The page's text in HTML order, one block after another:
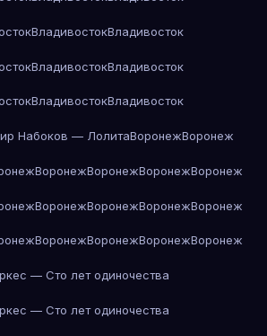
ВладивостокВладивосток
ВладивостокВладивосток
ВладивостокВладивосток
Набоков — ЛолитаВоронежВоронеж
ВоронежВоронежВоронежВоронеж
ВоронежВоронежВоронежВоронеж
ВоронежВоронежВоронежВоронеж
— Сто лет одиночества
— Сто лет одиночества